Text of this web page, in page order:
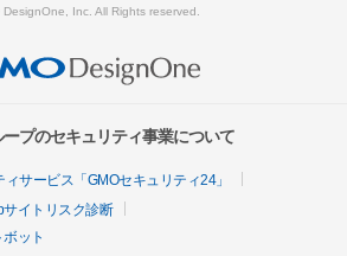
Inc. All Rights reserved.
プのセキュリティ事業について
サービス「GMOセキュリティ24」
サイトリスク診断
ット